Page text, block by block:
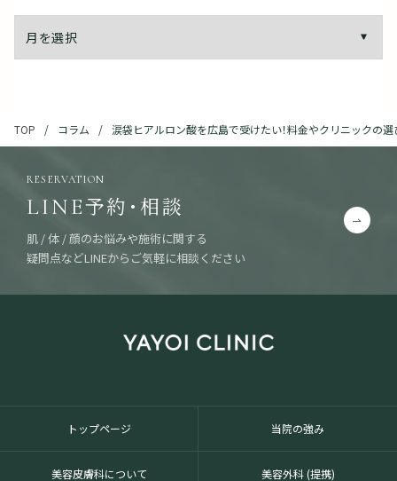
TOP コラム 涙袋ヒアルロン酸を広島で受けたい！料金やクリニックの
LINE予約・相談
RESERVATION
肌 / 体 / 顔のお悩みや施術に関する
疑問点などLINEからご気軽に相談ください
トップページ 当院の強み
美容皮膚科について 美容外科 (提携)